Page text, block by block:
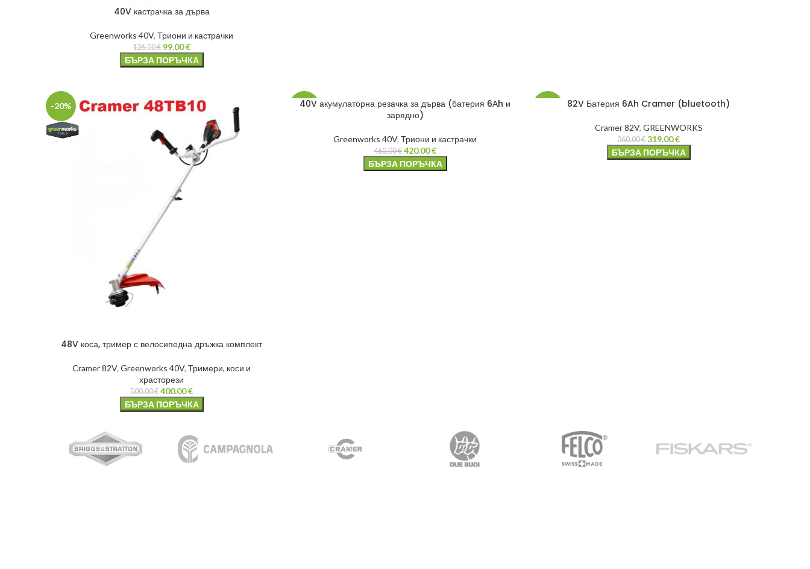
40V кастрачка за дърва
Greenworks 40V, Триони и кастрачки
126.00€ 99.00€
БЪРЗА ПОРЪЧКА
-20%
48V коса, тример с велосипедна дръжка комплект
Cramer 82V, Greenworks 40V, Тримери, коси и
храсторези
500.00€ 400.00€
БЪРЗА ПОРЪЧКА
-9%
40V акумулаторна резачка за дърва (батерия 6Аh и
зарядно)
Greenworks 40V, Триони и кастрачки
460.00€ 420.00€
БЪРЗА ПОРЪЧКА
82V Батерия 6Ah Cramer (bluetooth)
Cramer 82V, GREENWORKS
360.00€ 319.00€
БЪРЗА ПОРЪЧКА